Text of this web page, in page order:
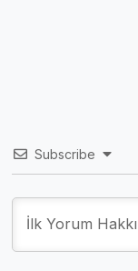
Subscribe